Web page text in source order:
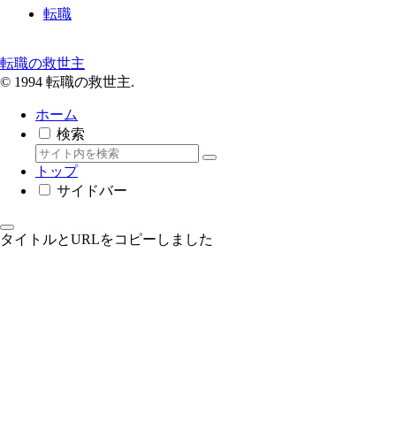
転職
転職の救世主
© 1994 転職の救世主.
ホーム
検索
トップ
サイドバー
タイトルとURLをコピーしました